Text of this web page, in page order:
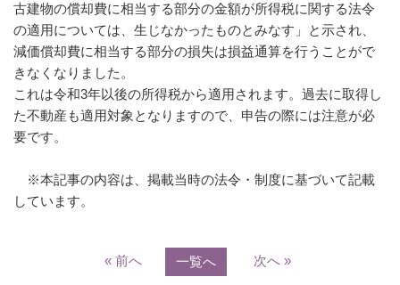
古建物の償却費に相当する部分の金額が所得税に関する法令
の適用については、生じなかったものとみなす」と示され、
減価償却費に相当する部分の損失は損益通算を行うことがで
きなくなりました。
これは令和3年以後の所得税から適用されます。過去に取得し
た不動産も適用対象となりますので、申告の際には注意が必
要です。
※本記事の内容は、掲載当時の法令・制度に基づいて記載
しています。
« 前へ 一覧へ 次へ »